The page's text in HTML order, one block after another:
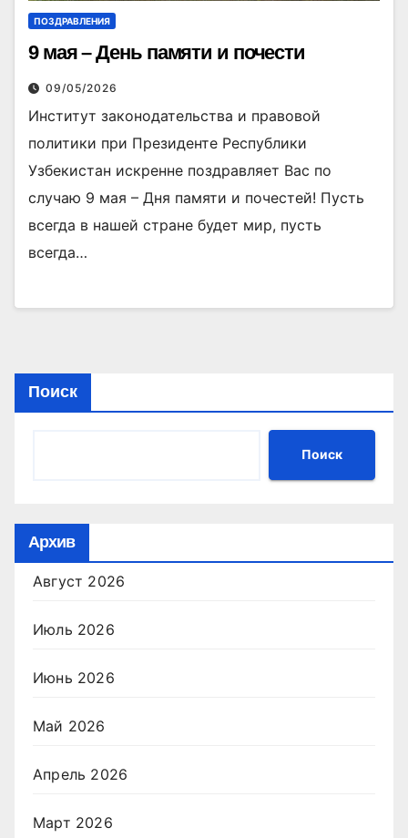
ПОЗДРАВЛЕНИЯ
9 мая – День памяти и почести
09/05/2026
Институт законодательства и правовой
политики при Президенте Республики
Узбекистан искренне поздравляет Вас по
случаю 9 мая – Дня памяти и почестей! Пусть
всегда в нашей стране будет мир, пусть
всегда…
Поиск
Поиск
Архив
Август 2026
Июль 2026
Июнь 2026
Май 2026
Апрель 2026
Март 2026